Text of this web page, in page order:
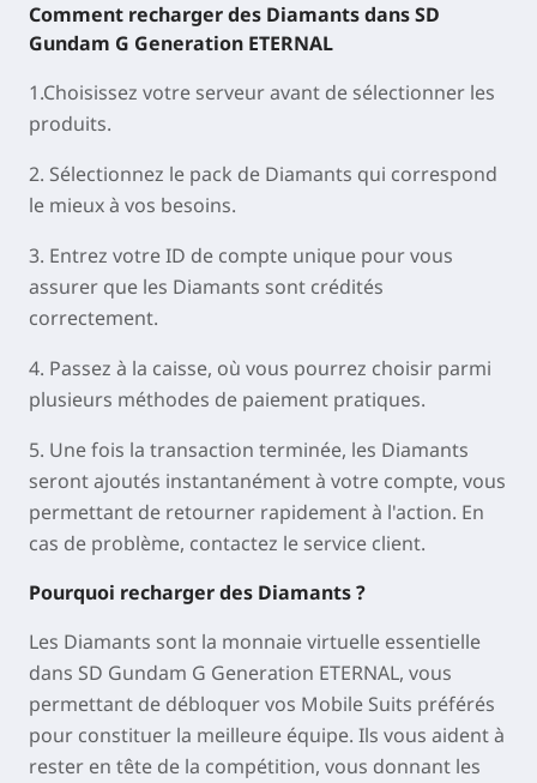
Comment recharger des Diamants dans SD
Gundam G Generation ETERNAL
1.Choisissez votre serveur avant de sélectionner les
produits.
2. Sélectionnez le pack de Diamants qui correspond
le mieux à vos besoins.
3. Entrez votre ID de compte unique pour vous
assurer que les Diamants sont crédités
correctement.
4. Passez à la caisse, où vous pourrez choisir parmi
plusieurs méthodes de paiement pratiques.
5. Une fois la transaction terminée, les Diamants
seront ajoutés instantanément à votre compte, vous
permettant de retourner rapidement à l'action. En
cas de problème, contactez le service client.
Pourquoi recharger des Diamants ?
Les Diamants sont la monnaie virtuelle essentielle
dans SD Gundam G Generation ETERNAL, vous
permettant de débloquer vos Mobile Suits préférés
pour constituer la meilleure équipe. Ils vous aident à
rester en tête de la compétition, vous donnant les